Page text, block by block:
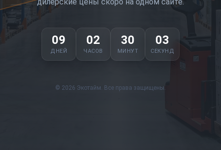
09
ДНЕЙ
02
ЧАСОВ
30
МИНУТ
02
СЕКУНД
© 2026 Экотайм. Все права защищены.